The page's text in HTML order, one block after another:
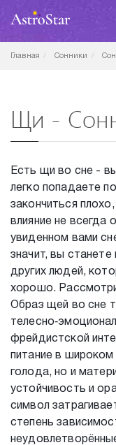
Главная Сонники
Щи -
Есть щи во сне -
легко попадаете
закончиться
влияние не всегда
увиденном вами
значит, вы
других людей,
хорошо.
Образ щей во сне
фрейдистской
питание в
голода, но и
устойчивость и
символ
степень